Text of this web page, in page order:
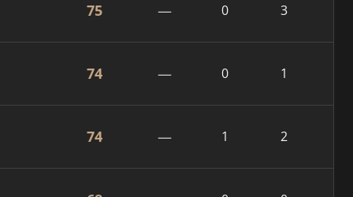
75 — 0 3
74 — 0 1
74 — 1 2